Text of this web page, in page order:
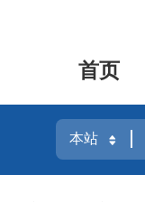
首页